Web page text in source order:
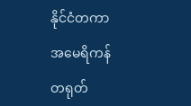
နိုင်ငံတကာ
အမေရိကန်
တရုတ်